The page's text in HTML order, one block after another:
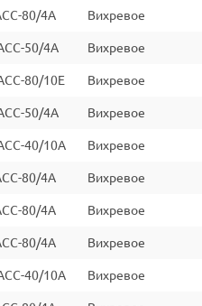
80/4A Вихревое
50/4A Вихревое
80/10E Вихревое
50/4A Вихревое
40/10A Вихревое
80/4A Вихревое
80/4A Вихревое
80/4A Вихревое
40/10A Вихревое